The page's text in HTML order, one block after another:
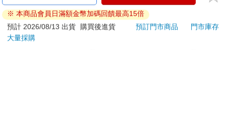
特價 470 元
加入購物車
落・夢-總集篇
特價 480 元
濕
※ 本商品會員日滿額金幣加碼回饋最高15倍
預計 2026/08/13 出貨
購買後進貨 預訂門市商品
門市庫存
大量採購